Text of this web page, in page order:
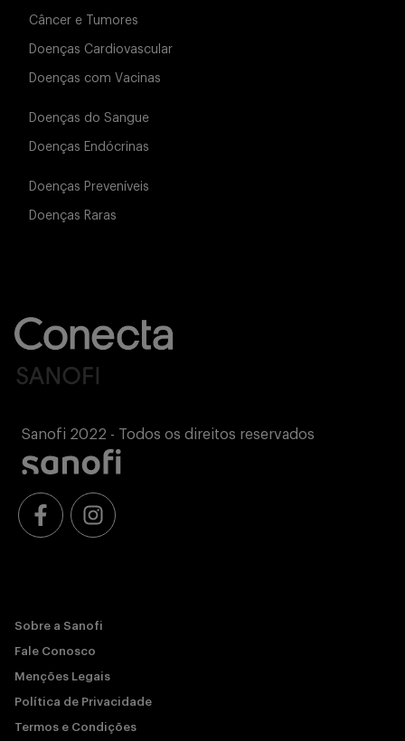
Câncer e Tumores
Doenças Cardiovascular
Doenças com Vacinas
Doenças do Sangue
Doenças Endócrinas
Doenças Preveníveis
Doenças Raras
Sanofi 2022 - Todos os direitos reservados
Sobre a Sanofi
Fale Conosco
Menções Legais
Política de Privacidade
Termos e Condições